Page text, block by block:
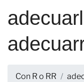
Con R o RR